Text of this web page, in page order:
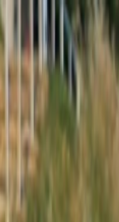
Sobota, 8. augusta 2026